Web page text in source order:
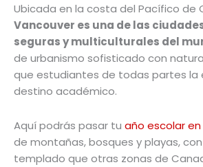
Ubicada en la costa del Pacífico de
Vancouver es una de las
seguras y multiculturales del
de urbanismo sofisticado con
que estudiantes de todas partes la
destino académico.
Aquí podrás pasar tu año escolar
de montañas, bosques y playas,
templado que otras zonas de